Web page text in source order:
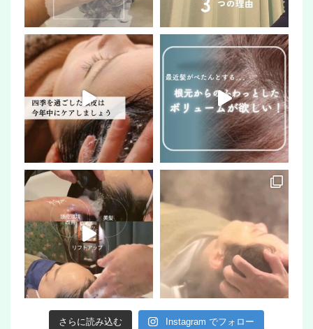
さらに読み込む Instagram でフォロー